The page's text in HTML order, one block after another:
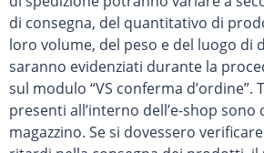
di consegna, del quantitativo di
loro volume, del peso e del luogo di
saranno evidenziati durante la
sul modulo “VS conferma
presenti all’interno dell’e-shop
magazzino. Se si dovessero